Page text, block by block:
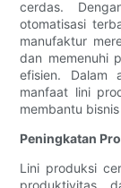
cerdas.
otomatisasi
manufaktur
dan memenuhi
efisien. Dalam
manfaat lini
membantu
Peningkatan
Lini produksi